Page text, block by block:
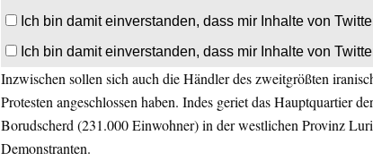
Ich bin damit einverstanden, dass mir Inhalte von
Ich bin damit einverstanden, dass mir Inhalte von
Inzwischen sollen sich auch die Händler des zweitgrößten
Protesten angeschlossen haben. Indes geriet das Hauptquartier
Borudscherd (231.000 Einwohner) in der westlichen Provinz
Demonstranten.